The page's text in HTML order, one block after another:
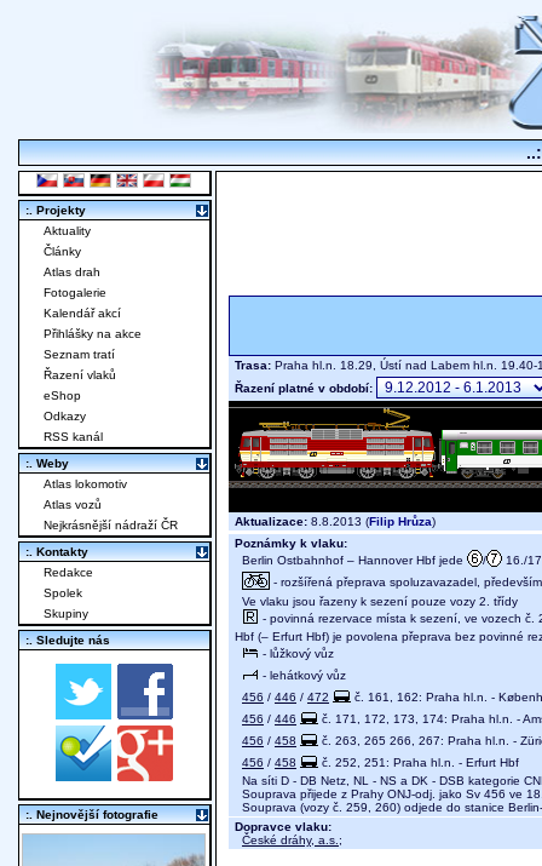
Trasa: Praha hl.n. 18.29, Ústí nad Labem hl.n.
Řazení platné v období:
Aktualizace: 8.8.2013 (Filip Hrůza)
Poznámky k vlaku:
Berlin Ostbahnhof – Hannover Hbf jede
/
16./
- rozšířená přeprava spoluzavazadel,
Ve vlaku jsou řazeny k sezení pouze vozy 2. třídy
- povinná rezervace místa k sezení, ve vozech
Hbf (– Erfurt Hbf) je povolena přeprava bez povinné
- lůžkový vůz
- lehátkový vůz
456 / 446 / 472
č. 161, 162: Praha hl.n. -
456 / 446
č. 171, 172, 173, 174: Praha hl.n. -
456 / 458
č. 263, 265 266, 267: Praha hl.n. -
456 / 458
č. 252, 251: Praha hl.n. - Erfurt Hbf
Na síti D - DB Netz, NL - NS a DK - DSB kategorie
Souprava přijede z Prahy ONJ-odj. jako Sv 456 ve
Souprava (vozy č. 259, 260) odjede do stanice
Dopravce vlaku:
České dráhy, a.s. ;
:. Projekty
Aktuality
Články
Atlas drah
Fotogalerie
Kalendář akcí
Přihlášky na akce
Seznam tratí
Řazení vlaků
eShop
Odkazy
RSS kanál
:. Weby
Atlas lokomotiv
Atlas vozů
Nejkrásnější nádraží ČR
:. Kontakty
Redakce
Spolek
Skupiny
:. Sledujte nás
:. Nejnovější fotografie